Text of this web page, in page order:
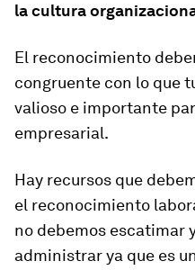
la cultura
El reconocimiento
congruente con lo que
valioso e importante
empresarial.
Hay recursos que
el reconocimiento
no debemos escatimar
administrar ya que es